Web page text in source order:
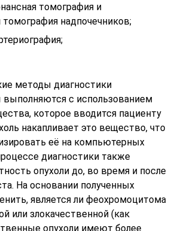
томография и
надпочечников;
методы диагностики
с использованием
которое вводится пациенту
накапливает это вещество, что
её на компьютерных
диагностики также
опухоли до, во время и после
На основании полученных
является ли феохромоцитома
или злокачественной (как
опухоли имеют более